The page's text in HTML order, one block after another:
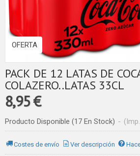
OFERTA
PACK DE 12 LATAS DE
COLAZERO..LATAS 33CL
8,95 €
Producto Disponible (17 En Stock) -
Costes de envío Ver descripción